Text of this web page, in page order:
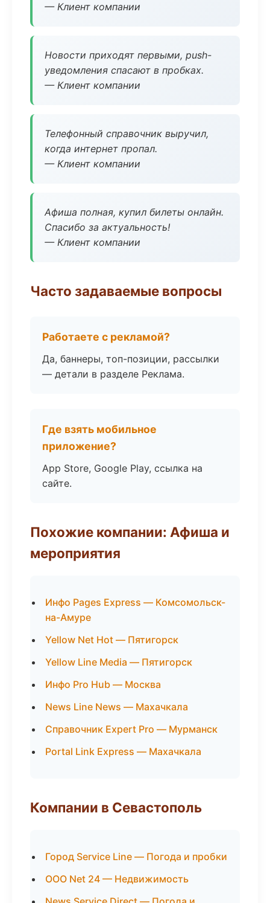
— Клиент компании
Новости приходят первыми, push-
уведомления спасают в пробках.
— Клиент компании
Телефонный справочник выручил,
когда интернет пропал.
— Клиент компании
Афиша полная, купил билеты онлайн.
Спасибо за актуальность!
— Клиент компании
Часто задаваемые вопросы
Работаете с рекламой?
Да, баннеры, топ-позиции, рассылки
— детали в разделе Реклама.
Где взять мобильное
приложение?
App Store, Google Play, ссылка на
сайте.
Похожие компании: Афиша и
мероприятия
Инфо Pages Express — Комсомольск-
на-Амуре
Yellow Net Hot — Пятигорск
Yellow Line Media — Пятигорск
Инфо Pro Hub — Москва
News Line News — Махачкала
Справочник Expert Pro — Мурманск
Portal Link Express — Махачкала
Компании в Севастополь
Город Service Line — Погода и пробки
ООО Net 24 — Недвижимость